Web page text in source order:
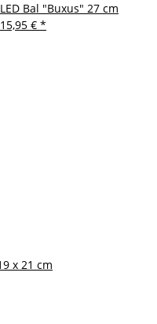
LED Bal "Buxus" 27 cm
15,95 € *